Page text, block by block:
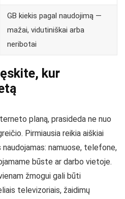
GB kiekis pagal naudojimą —
mažai, vidutiniškai arba
neribotai
kur
planą, prasideda ne nuo
Pirmiausia reikia aiškiai
namuose, telefone,
būste ar darbo vietoje.
žmogui gali būti
televizoriais, žaidimų